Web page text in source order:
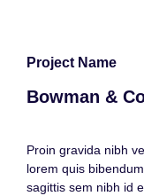
Project Name
Bowman &
Proin gravida nibh
lorem quis
sagittis sem nibh id